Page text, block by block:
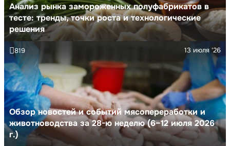
Анализ рынка замороженных полуфабрикатов в
тесте: тренды, точки роста и технологические
решения
Обзор новостей и событий мясопереработки и
животноводства за 28-ю неделю (6–12 июля 2026
г.)
13 июля '26
819